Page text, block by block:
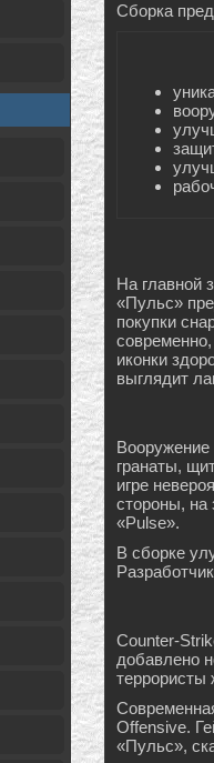
Сборка
На главной
«Пульс»
покупки
иконки
выглядит
гранаты,
игре
стороны, на
«Pulse».
В сборке
Counter-
добавлено
террористы
Offensive.
«Пульс»,